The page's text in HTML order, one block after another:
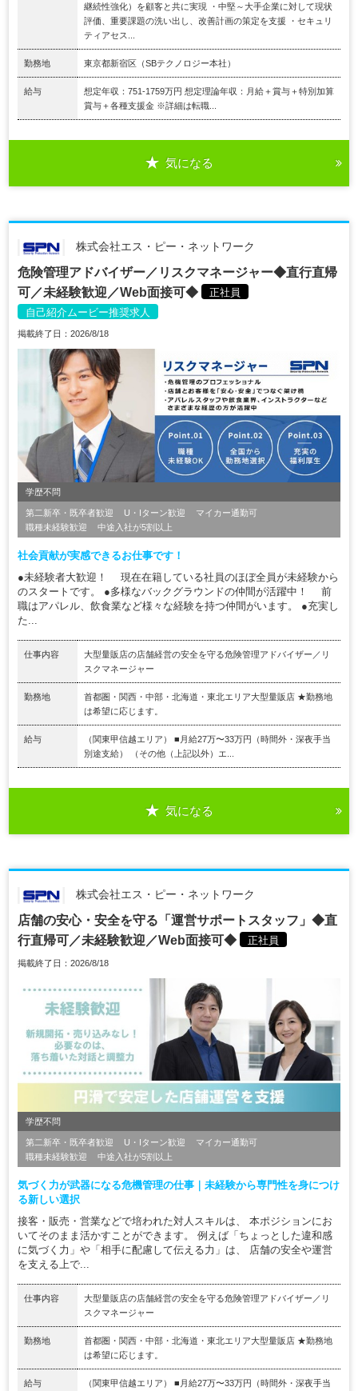
継続性強化）を顧客と共に実現 ・中堅～大手企業に対して現状
評価、重要課題の洗い出し、改善計画の策定を支援 ・セキュリ
ティアセス...
勤務地 東京都新宿区（SBテクノロジー本社）
給与
想定年収：751-1759万円 想定理論年収：月給＋賞与＋特別加算
賞与＋各種支援金 ※詳細は転職...
気になる
株式会社エス・ピー・ネットワーク
危険管理アドバイザー／リスクマネージャー◆直行直帰
可／未経験歓迎／Web面接可◆
正社員
自己紹介ムービー推奨求人
掲載終了日：2026/8/18
学歴不問
第二新卒・既卒者歓迎 U・Iターン歓迎
マイカー通勤可
職種未経験歓迎
中途入社が5割以上
社会貢献が実感できるお仕事です！
●未経験者大歓迎！ 現在在籍している社員のほぼ全員が未経験から
のスタートです。 ●多様なバックグラウンドの仲間が活躍中！ 前
職はアパレル、飲食業など様々な経験を持つ仲間がいます。 ●充実し
た...
仕事内容
大型量販店の店舗経営の安全を守る危険管理アドバイザー／リ
スクマネージャー
勤務地
首都圏・関西・中部・北海道・東北エリア大型量販店 ★勤務地
は希望に応じます。
給与
（関東甲信越エリア） ■月給27万〜33万円（時間外・深夜手当
別途支給） （その他（上記以外）エ...
気になる
株式会社エス・ピー・ネットワーク
店舗の安心・安全を守る「運営サポートスタッフ」◆直
行直帰可／未経験歓迎／Web面接可◆
正社員
掲載終了日：2026/8/18
学歴不問
第二新卒・既卒者歓迎 U・Iターン歓迎
マイカー通勤可
職種未経験歓迎
中途入社が5割以上
気づく力が武器になる危機管理の仕事｜未経験から専門性を身につけ
る新しい選択
接客・販売・営業などで培われた対人スキルは、 本ポジションにお
いてそのまま活かすことができます。 例えば「ちょっとした違和感
に気づく力」や「相手に配慮して伝える力」は、 店舗の安全や運営
を支える上で...
仕事内容
大型量販店の店舗経営の安全を守る危険管理アドバイザー／リ
スクマネージャー
勤務地
首都圏・関西・中部・北海道・東北エリア大型量販店 ★勤務地
は希望に応じます。
給与
（関東甲信越エリア） ■月給27万〜33万円（時間外・深夜手当